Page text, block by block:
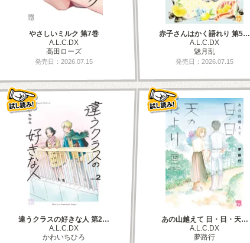
やさしいミルク 第7巻
A.L.C.DX
高田ローズ
発売日：2026.07.15
赤子さんはかく語れり 第5…
A.L.C.DX
魅月乱
発売日：2026.07.15
違うクラスの好きな人 第2…
A.L.C.DX
かわいちひろ
あの山越えて 日・日・天…
A.L.C.DX
夢路行